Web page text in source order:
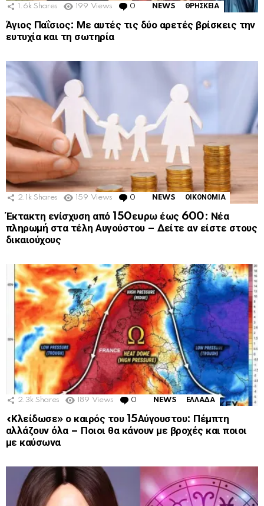
1.6k Shares 199 Views 0 Comments
NEWS ΘΡΗΣΚΕΙΑ
Άγιος Παΐσιος: Με αυτές τις δύο αρετές βρίσκεις την
ευτυχία και τη σωτηρία
2.1k Shares 159 Views 0 Comments
NEWS ΟΙΚΟΝΟΜΙΑ
Έκτακτη ενίσχυση από 150εuρω έως 600: Νέα
πληρωμή στα τέλη Αυγούστου – Δείτε αν είστε στους
δικαιούχους
2.3k Shares 189 Views 0 Comments
NEWS ΕΛΛΑΔΑ
«Κλείδωσε» ο καιρός του 15Αύγουστου: Πέμπτη
αλλάζουν όλα – Ποιοι θα κάνουν με βροχές και ποιοι
με καύσωνα